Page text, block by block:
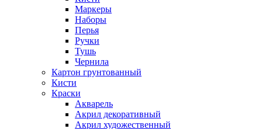
Маркеры
Наборы
Перья
Ручки
Тушь
Чернила
Картон грунтованный
Кисти
Краски
Акварель
Акрил декоративный
Акрил художественный